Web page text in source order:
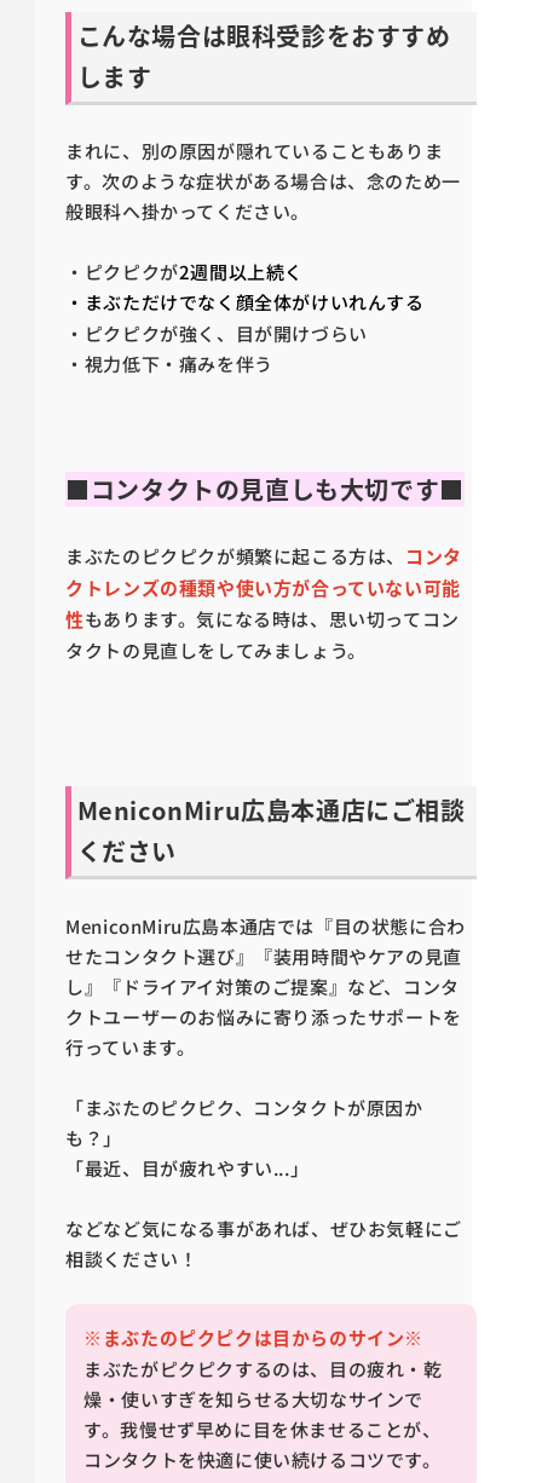
こんな場合は眼科受診をおすすめ
します
まれに、別の原因が隠れていることもありま
す。次のような症状がある場合は、念のため一
般眼科へ掛かってください。
・ピクピクが2週間以上続く
・まぶただけでなく 顔全体がけいれんする
・ピクピクが強く、目が開けづらい
・視力低下・痛みを伴う
■コンタクトの見直しも大切です■
まぶたのピクピクが頻繁に起こる方は、 コンタ
クトレンズの種類や使い方が合っていない可能
性もあります。気になる時は、思い切ってコン
タクトの見直しをしてみましょう。
MeniconMiru広島本通店にご相談
ください
MeniconMiru広島本通店では『目の状態に合わ
せたコンタクト選び』『装用時間やケアの見直
し』『ドライアイ対策のご提案』など、コンタ
クトユーザーのお悩みに寄り添ったサポートを
行っています。
「まぶたのピクピク、コンタクトが原因か
も？」
「最近、目が疲れやすい...」
などなど気になる事があれば、ぜひお気軽にご
相談ください！
※まぶたのピクピクは目からのサイン※
まぶたがピクピクするのは、目の疲れ・乾
燥・使いすぎを知らせる大切なサインで
す。我慢せず早めに目を休ませることが、
コンタクトを快適に使い続けるコツです。